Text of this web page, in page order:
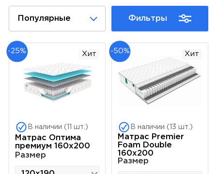
Популярные Фильтры
-25% Хит
В наличии (11 шт.)
Матрас Оптима
премиум 160х200
Размер
-50% Хит
В наличии (13 шт.)
Матрас Premier
Foam Double
160х200
Размер